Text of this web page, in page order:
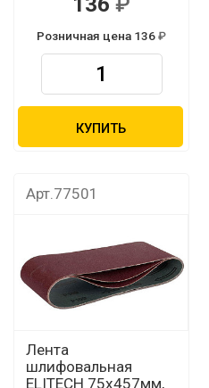
Розничная цена 136
КУПИТЬ
Арт.77501
Лента
шлифовальная
ELITECH 75х457мм,